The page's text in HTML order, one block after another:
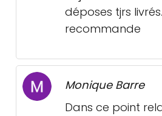
déposes tjrs
recommande
Monique Barre
Dans ce point